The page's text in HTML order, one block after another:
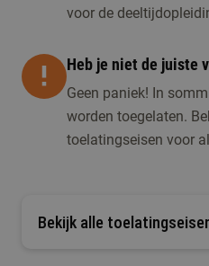
voor de
Heb je niet de juiste
Geen paniek! In
worden toegelaten.
toelatingseisen voor
Bekijk alle